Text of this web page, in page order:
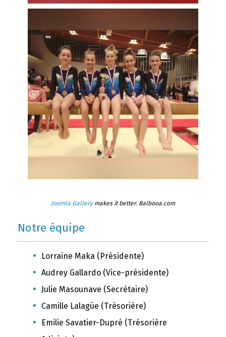
Joomla Gallerymakes it better. Balbooa.com
Notre équipe
Lorraine Maka (Présidente)
Audrey Gallardo (Vice-présidente)
Julie Masounave (Secrétaire)
Camille Lalagüe (Trésorière)
Emilie Savatier-Dupré (Trésorière